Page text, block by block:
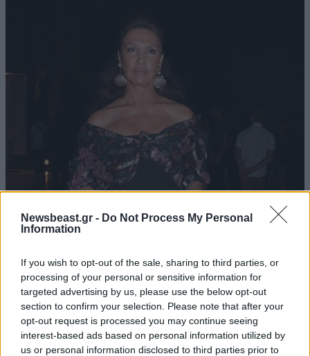
Newsbeast.gr - Do Not Process My Personal
Information
If you wish to opt-out of the sale, sharing to third parties, or
processing of your personal or sensitive information for
targeted advertising by us, please use the below opt-out
section to confirm your selection. Please note that after your
opt-out request is processed you may continue seeing
interest-based ads based on personal information utilized by
us or personal information disclosed to third parties prior to
«Ήμασταν με τον διοικητή και βγάλαμε μια
φωτογραφία» – Τι απαντά η Βάνα Μπάρμπα στην